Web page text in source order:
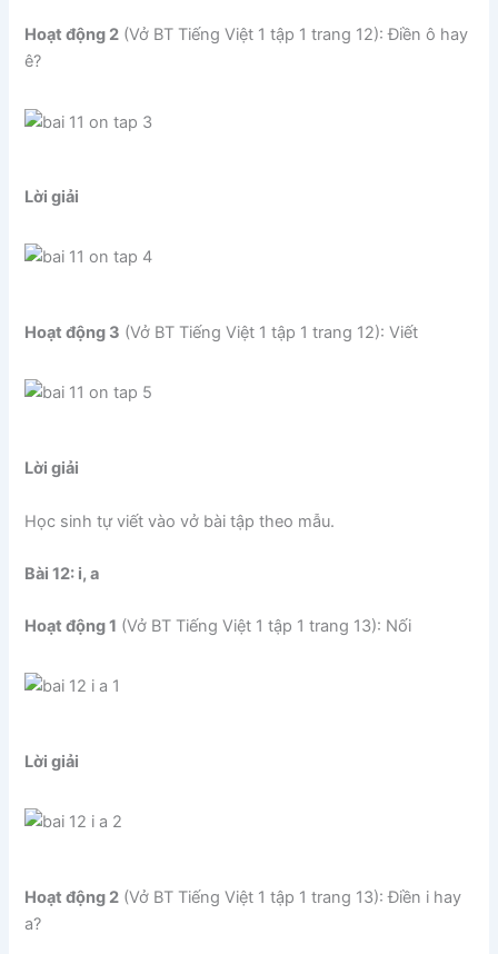
Hoạt động 2 (Vở BT Tiếng Việt 1 tập 1 trang 12): Điền ô hay
ê?
Lời giải
Hoạt động 3 (Vở BT Tiếng Việt 1 tập 1 trang 12): Viết
Lời giải
Học sinh tự viết vào vở bài tập theo mẫu.
Bài 12: i, a
Hoạt động 1 (Vở BT Tiếng Việt 1 tập 1 trang 13): Nối
Lời giải
Hoạt động 2 (Vở BT Tiếng Việt 1 tập 1 trang 13): Điền i hay
a?